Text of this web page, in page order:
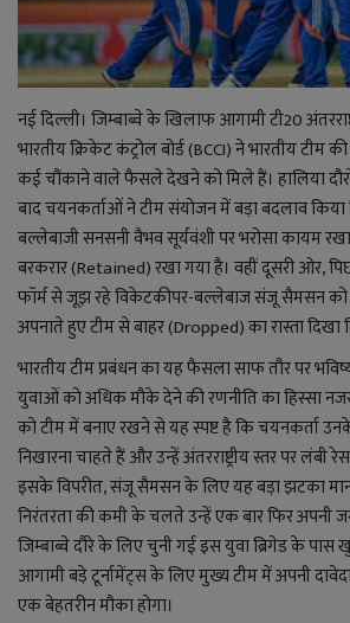
बिजनेस
मनोरंजन
ज्ञान विज्ञान
करिअर
वाद विवाद
संपादकीय
धर्म
लाइफ स्टाइल
जोक्स
सोशल मीडिया
नई दिल्ली। जिम्बाब्वे के खिलाफ आगामी टी20
भारतीय क्रिकेट कंट्रोल बोर्ड (BCCI) ने भारतीय टीम
कई चौंकाने वाले फैसले देखने को मिले हैं। हालिया
बाद चयनकर्ताओं ने टीम संयोजन में बड़ा बदलाव
बल्लेबाजी सनसनी वैभव सूर्यवंशी पर भरोसा कायम
बरकरार (Retained) रखा गया है। वहीं दूसरी ओर,
फॉर्म से जूझ रहे विकेटकीपर-बल्लेबाज संजू सैमसन
अपनाते हुए टीम से बाहर (Dropped) का रास्ता दिखा
भारतीय टीम प्रबंधन का यह फैसला साफ तौर पर
युवाओं को अधिक मौके देने की रणनीति का हिस्सा
को टीम में बनाए रखने से यह स्पष्ट है कि चयनकर्ता
निखारना चाहते हैं और उन्हें अंतरराष्ट्रीय स्तर पर लंबी
इसके विपरीत, संजू सैमसन के लिए यह बड़ा झटका
निरंतरता की कमी के चलते उन्हें एक बार फिर अपनी
जिम्बाब्वे दौरे के लिए चुनी गई इस युवा ब्रिगेड के
आगामी बड़े टूर्नामेंट्स के लिए मुख्य टीम में अपनी
एक बेहतरीन मौका होगा।